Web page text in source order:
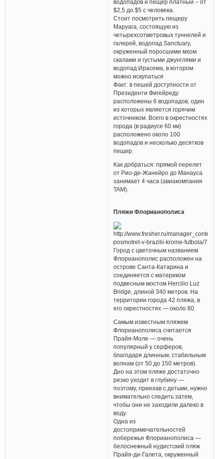
водопадов и пещер платный – от
$2,5 до $5 с человека.
Стоит посмотреть пещеру
Маруага, состоящую из
четырехсотметровых туннелей и
галерей, водопад Sanctuary,
окруженный поросшими мхом
скалами и густыми джунглями и
водопад Ирасема, в котором
можно искупаться
Факт: в пешей доступности от
Президенти Фигейреду
расположены 6 водопадов, один
из которых является горячим
источником. Всего в окрестностях
города (в радиусе 60 км)
расположено около 100
водопадов и несколько десятков
пещер.
Как добраться: прямой перелет
от Рио-де-Жанейро до Манауса
занимает 4 часа (авиакомпания
TAM).
Пляжи Флорианополиса
Город с цветочным названием
Флорианополис расположен на
острове Санта-Катарина и
соединяется с материком
подвесным мостом Hercilio Luz
Bridge, длиной 340 метров. На
территории города 42 пляжа, в
его окрестностях — около 80.
Самым известным пляжем
Флорианополиса считается
Прайя-Моле — очень
популярный у серферов,
благодаря длинным, стабильным
волнам (от 50 до 150 метров).
Дно на этом пляже достаточно
резко уходит в глубину —
поэтому, приехав с детьми, нужно
внимательно следить затем,
чтобы они не заходили далеко в
воду.
Одна из
достопримечательностей
побережья Флорианополиса —
белоснежный нудистский пляж
Прайя-ди-Галета, окруженный